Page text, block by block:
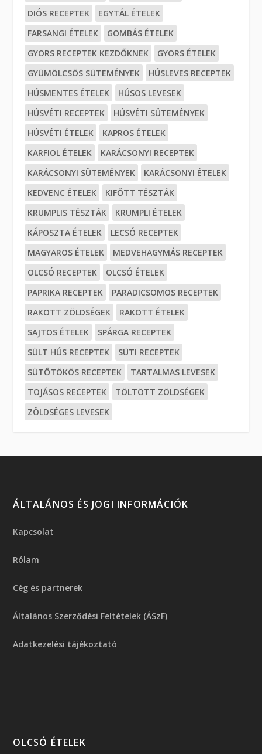
DIÓS RECEPTEK
EGYTÁL ÉTELEK
FARSANGI ÉTELEK
GOMBÁS ÉTELEK
GYORS RECEPTEK KEZDŐKNEK
GYORS ÉTELEK
GYÜMÖLCSÖS SÜTEMÉNYEK
HÚSLEVES RECEPTEK
HÚSMENTES ÉTELEK
HÚSOS LEVESEK
HÚSVÉTI RECEPTEK
HÚSVÉTI SÜTEMÉNYEK
HÚSVÉTI ÉTELEK
KAPROS ÉTELEK
KARFIOL ÉTELEK
KARÁCSONYI RECEPTEK
KARÁCSONYI SÜTEMÉNYEK
KARÁCSONYI ÉTELEK
KEDVENC ÉTELEK
KIFŐTT TÉSZTÁK
KRUMPLIS TÉSZTÁK
KRUMPLI ÉTELEK
KÁPOSZTA ÉTELEK
LECSÓ RECEPTEK
MAGYAROS ÉTELEK
MEDVEHAGYMÁS RECEPTEK
OLCSÓ RECEPTEK
OLCSÓ ÉTELEK
PAPRIKA RECEPTEK
PARADICSOMOS RECEPTEK
RAKOTT ZÖLDSÉGEK
RAKOTT ÉTELEK
SAJTOS ÉTELEK
SPÁRGA RECEPTEK
SÜLT HÚS RECEPTEK
SÜTI RECEPTEK
SÜTŐTÖKÖS RECEPTEK
TARTALMAS LEVESEK
TOJÁSOS RECEPTEK
TÖLTÖTT ZÖLDSÉGEK
ZÖLDSÉGES LEVESEK
ÁLTALÁNOS ÉS JOGI INFORMÁCIÓK
Kapcsolat
Rólam
Cég és partnerek
Általános Szerződési Feltételek (ÁSzF)
Adatkezelési tájékoztató
OLCSÓ ÉTELEK